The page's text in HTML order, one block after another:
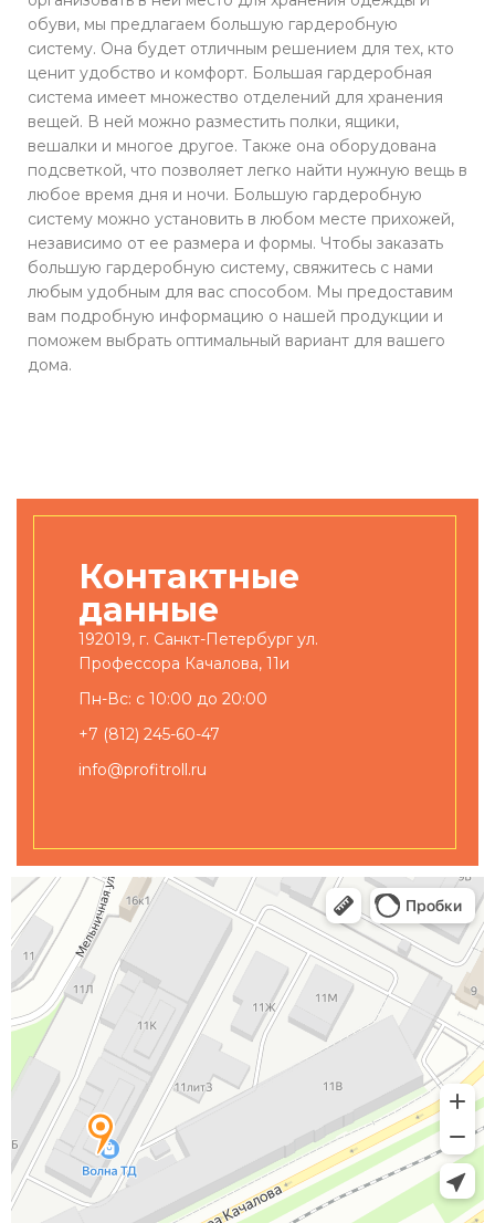
обуви, мы предлагаем большую гардеробную
систему. Она будет отличным решением для тех, кто
ценит удобство и комфорт. Большая гардеробная
система имеет множество отделений для хранения
вещей. В ней можно разместить полки, ящики,
вешалки и многое другое. Также она оборудована
подсветкой, что позволяет легко найти нужную вещь в
любое время дня и ночи. Большую гардеробную
систему можно установить в любом месте прихожей,
независимо от ее размера и формы. Чтобы заказать
большую гардеробную систему, свяжитесь с нами
любым удобным для вас способом. Мы предоставим
вам подробную информацию о нашей продукции и
поможем выбрать оптимальный вариант для вашего
дома.
Контактные
данные
192019, г. Санкт-Петербург ул.
Профессора Качалова, 11и
Пн-Вс: с 10:00 до 20:00
+7 (812) 245-60-47
info@profitroll.ru